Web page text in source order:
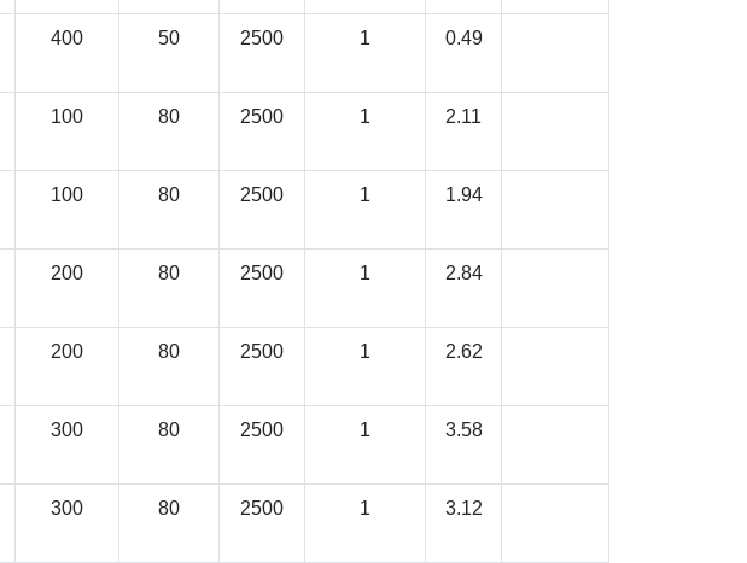
400 50 2500 1 0.49
100 80 2500 1 2.11
100 80 2500 1 1.94
200 80 2500 1 2.84
200 80 2500 1 2.62
300 80 2500 1 3.58
300 80 2500 1 3.12